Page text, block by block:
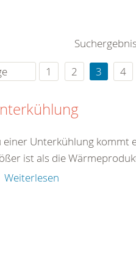
die Uhr
1 2 3 4
einer Unterkühlung kommt
ist als die
Weiterlesen